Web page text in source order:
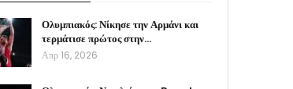
Ολυμπιακός: Νίκησε την Αρμάνι και
τερμάτισε πρώτος στην…
Απρ 16, 2026